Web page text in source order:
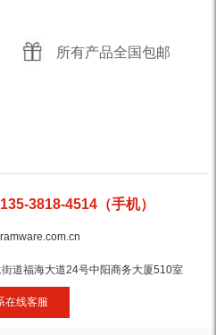
所有产品全国包邮
3818-4514（手机）
道福海大道24号中阳商务大厦510室
在线客服